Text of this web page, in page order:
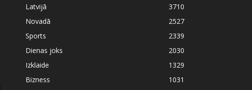
Latvijā
3710
Novadā
2527
Sports
2339
Dienas joks
2030
Izklaide
1329
Bizness
1031